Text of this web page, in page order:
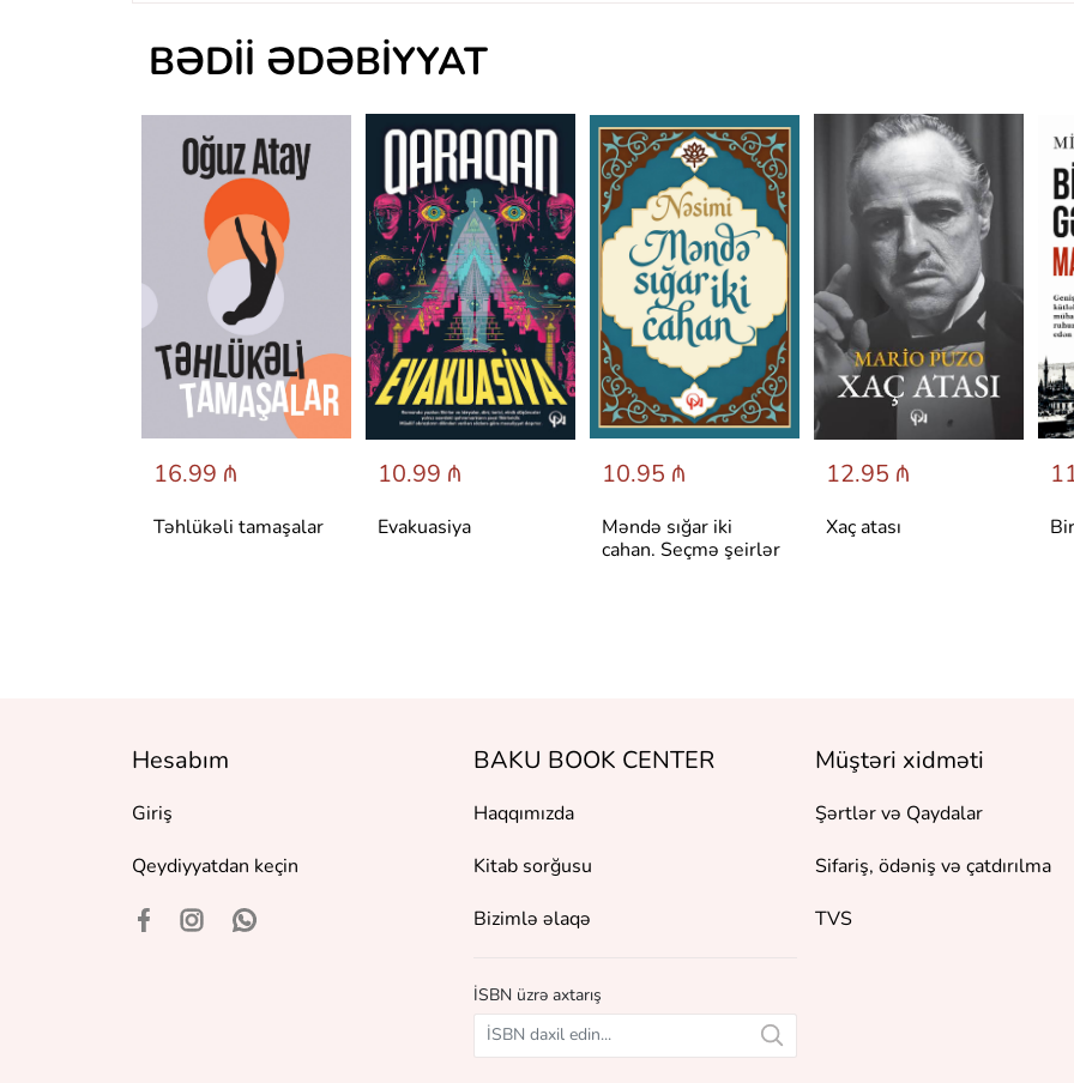
BƏDII ƏDƏBIYYAT
16.99 ₼
Təhlükəli tamaşalar
10.99 ₼
Evakuasiya
10.95 ₼
Məndə sığar iki
cahan. Seçmə şeirlər
12.95 ₼
Xaç atası
Hesabım
Giriş
Qeydiyyatdan keçin
BAKU BOOK CENTER
Haqqımızda
Kitab sorğusu
Bizimlə əlaqə
İSBN üzrə axtarış
Müştəri xidməti
Şərtlər və Qaydalar
Sifariş, ödəniş və çatdırılma
TVS